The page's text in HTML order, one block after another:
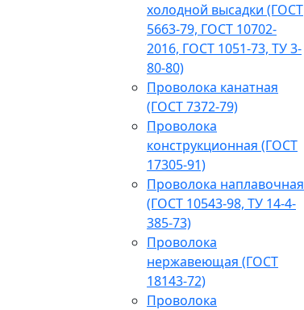
холодной высадки (ГОСТ
5663-79, ГОСТ 10702-
2016, ГОСТ 1051-73, ТУ 3-
80-80)
Проволока канатная
(ГОСТ 7372-79)
Проволока
конструкционная (ГОСТ
17305-91)
Проволока наплавочная
(ГОСТ 10543-98, ТУ 14-4-
385-73)
Проволока
нержавеющая (ГОСТ
18143-72)
Проволока